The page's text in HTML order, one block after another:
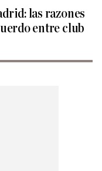
las razones
entre club